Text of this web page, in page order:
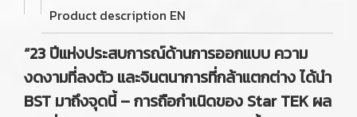
Product description EN
“23 ปีแห่งประสบการณ์ด้านการออกแบบ ความ
งดงามที่ลงตัว และจินตนาการที่กล้าแตกต่าง ได้นำ
BST มาถึงจุดนี้ – การถือกำเนิดของ Star TEK ผล